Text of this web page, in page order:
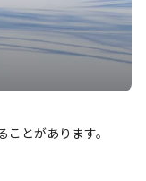
とがあります。